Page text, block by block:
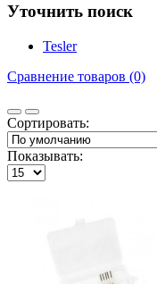
Уточнить поиск
Tesler
Сравнение товаров (0)
Сортировать:
Показывать: